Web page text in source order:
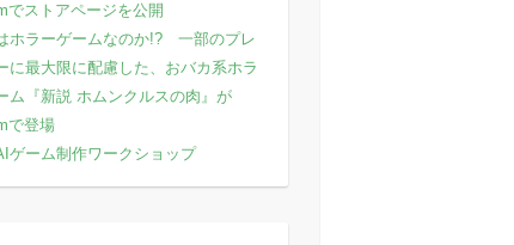
でストアページを公開
ホラーゲームなのか!? 一部のプレ
に最大限に配慮した、おバカ系ホラ
ム『新説 ホムンクルスの肉』が
で登場
ゲーム制作ワークショップ